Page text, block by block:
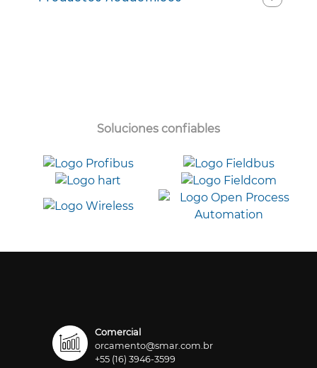
Soluciones confiables
Comercial
orcamento@smar.com.br
+55 (16) 3946-3599